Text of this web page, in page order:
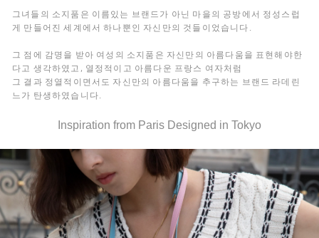
그녀들의 소지품은 이름있는 브랜드가 아닌 마을의 공방에서 정성스럽
게 만들어진 세계에서 하나뿐인 자신만의 것들이었습니다.
그 점에 감명을 받아 여성의 소지품은 자신만의 아름다움을 표현해야한
다고 생각하였고, 열정적이고 아름다운 프랑스 여자처럼
그 결과 정열적이면서도 자신만의 아름다움을 추구하는 브랜드 라데린
느가 탄생하였습니다.
Inspiration from Paris Designed in Tokyo